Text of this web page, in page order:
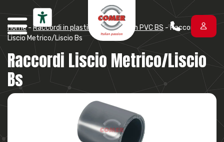
Vai al contenuto
Home- Raccordi in plastica -Raccordi in PVC BS -Raccordi
Liscio Metrico/Liscio Bs
Raccordi Liscio Metrico/Liscio
Bs